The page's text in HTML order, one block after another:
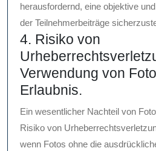
herausfordernd, eine objektive
der Teilnehmerbeiträge
4. Risiko von
Verwendung von
Erlaubnis.
Ein wesentlicher Nachteil von
Risiko von
wenn Fotos ohne die